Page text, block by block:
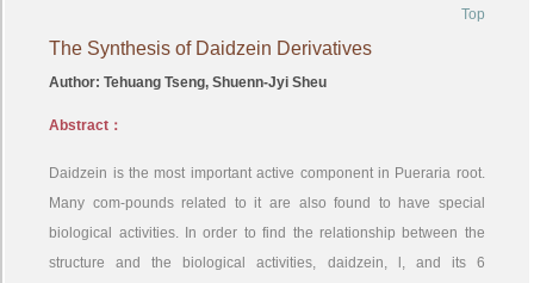
Top
The Synthesis of Daidzein Derivatives
Author: Tehuang Tseng, Shuenn-Jyi Sheu
Abstract：
Daidzein is the most important active component in Pueraria root.
Many com-pounds related to it are also found to have special
biological activities. In order to find the relationship between the
structure and the biological activities, daidzein, l, and its 6